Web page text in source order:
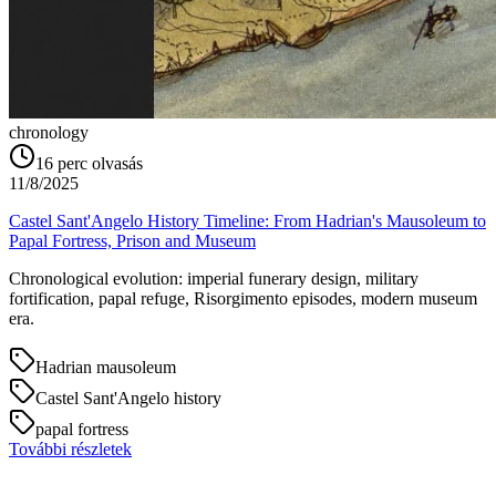
chronology
16 perc olvasás
11/8/2025
Castel Sant'Angelo History Timeline: From Hadrian's Mausoleum to
Papal Fortress, Prison and Museum
Chronological evolution: imperial funerary design, military
fortification, papal refuge, Risorgimento episodes, modern museum
era.
Hadrian mausoleum
Castel Sant'Angelo history
papal fortress
További részletek